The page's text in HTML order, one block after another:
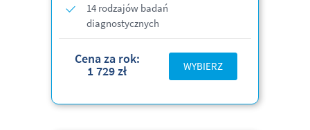
14 rodzajów badań
diagnostycznych
Cena za rok:
1 729 zł WYBIERZ